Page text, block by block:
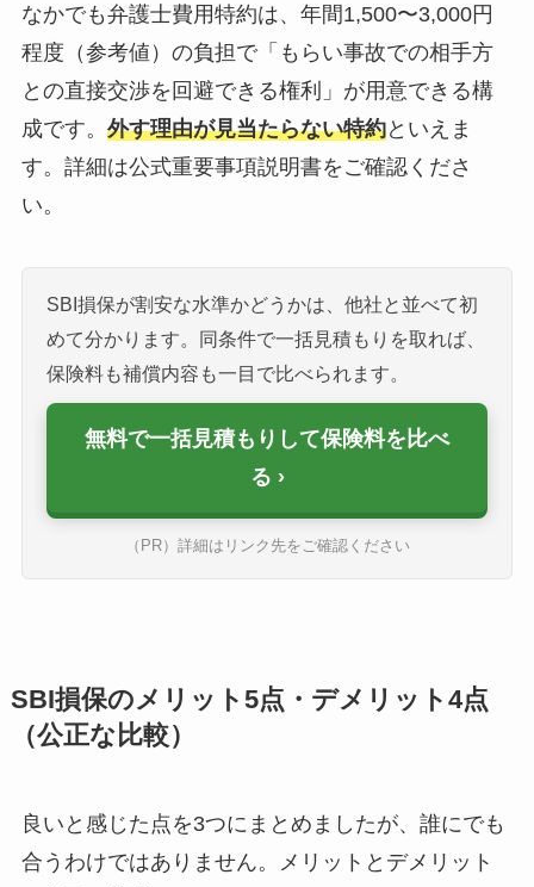
なかでも弁護士費用特約は、年間1,500〜3,000円
程度（参考値）の負担で「もらい事故での相手方
との直接交渉を回避できる権利」が用意できる構
成です。 外す理由が見当たらない特約といえま
す。詳細は公式重要事項説明書をご確認くださ
い。
SBI損保が割安な水準かどうかは、他社と並べて初
めて分かります。同条件で一括見積もりを取れば、
保険料も補償内容も一目で比べられます。
無料で一括見積もりして保険料を比べ
る
（PR）詳細はリンク先をご確認ください
SBI損保のメリット5点・デメリット4点
（公正な比較）
良いと感じた点を3つにまとめましたが、誰にでも
合うわけではありません。メリットとデメリット